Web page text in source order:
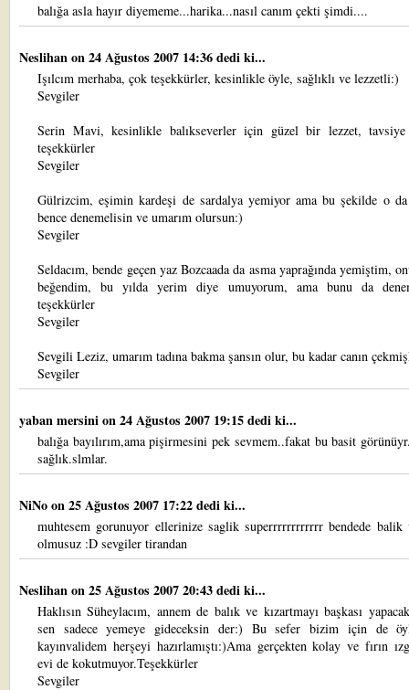
balığa asla hayır diyememe...harika...nasıl canım çekti şimdi....
Neslihanon 24 Ağustos 2007 14:36 dedi ki...
Işılcım merhaba, çok teşekkürler, kesinlikle öyle, sağlıklı ve lezzetli:)
Sevgiler
Serin Mavi, kesinlikle balıkseverler için güzel bir lezzet,
teşekkürler
Sevgiler
Gülrizcim, eşimin kardeşi de sardalya yemiyor ama bu şekilde o
bence denemelisin ve umarım olursun:)
Sevgiler
Seldacım, bende geçen yaz Bozcaada da asma yaprağında yemiştim,
beğendim, bu yılda yerim diye umuyorum, ama bunu da
teşekkürler
Sevgiler
Sevgili Leziz, umarım tadına bakma şansın olur, bu kadar canın
Sevgiler
yaban mersinion 24 Ağustos 2007 19:15 dedi ki...
balığa bayılırım,ama pişirmesini pek sevmem..fakat bu basit
sağlık.slmlar.
NiNoon 25 Ağustos 2007 17:22 dedi ki...
muhtesem gorunuyor ellerinize saglik superrrrrrrrrrrr bendede
olmusuz :D sevgiler tirandan
Neslihanon 25 Ağustos 2007 20:43 dedi ki...
Haklısın Süheylacım, annem de balık ve kızartmayı başkası
sen sadece yemeye gideceksin der:) Bu sefer bizim için de
kayınvalidem herşeyi hazırlamıştı:)Ama gerçekten kolay ve fırın
evi de kokutmuyor.Teşekkürler
Sevgiler